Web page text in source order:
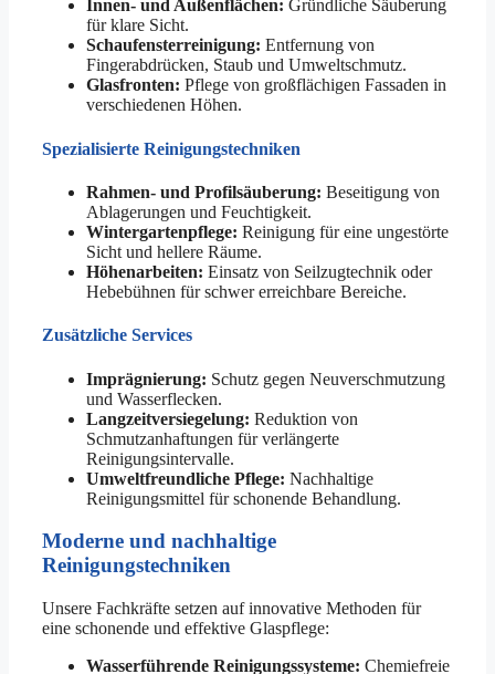
Innen- und Außenflächen: Gründliche Säuberung
für klare Sicht.
Schaufensterreinigung: Entfernung von
Fingerabdrücken, Staub und Umweltschmutz.
Glasfronten: Pflege von großflächigen Fassaden in
verschiedenen Höhen.
Spezialisierte Reinigungstechniken
Rahmen- und Profilsäuberung: Beseitigung von
Ablagerungen und Feuchtigkeit.
Wintergartenpflege: Reinigung für eine ungestörte
Sicht und hellere Räume.
Höhenarbeiten: Einsatz von Seilzugtechnik oder
Hebebühnen für schwer erreichbare Bereiche.
Zusätzliche Services
Imprägnierung: Schutz gegen Neuverschmutzung
und Wasserflecken.
Langzeitversiegelung: Reduktion von
Schmutzanhaftungen für verlängerte
Reinigungsintervalle.
Umweltfreundliche Pflege: Nachhaltige
Reinigungsmittel für schonende Behandlung.
Moderne und nachhaltige
Reinigungstechniken
Unsere Fachkräfte setzen auf innovative Methoden für
eine schonende und effektive Glaspflege:
Wasserführende Reinigungssysteme: Chemiefreie